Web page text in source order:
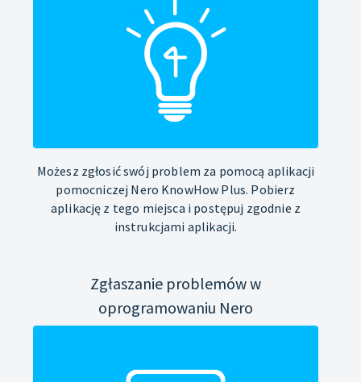
Możesz zgłosić swój problem za pomocą aplikacji
pomocniczej Nero KnowHow Plus. Pobierz
aplikację z tego miejsca i postępuj zgodnie z
instrukcjami aplikacji.
Zgłaszanie problemów w
oprogramowaniu Nero